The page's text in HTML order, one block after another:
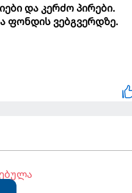
და კერძო პირები.
ფონდის ვებგვერდზე.